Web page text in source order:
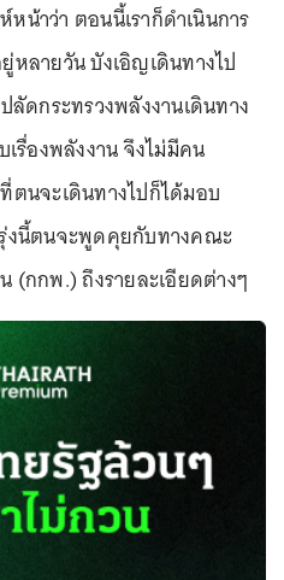
น้าว่า ตอนนี้เราก็ดำเนินการ
ลายวัน บังเอิญเดินทางไป
ลัดกระทรวงพลังงานเดินทาง
เรื่องพลังงาน จึงไม่มีคน
นจะเดินทางไปก็ได้มอบ
งนี้ตนจะพูดคุยกับทางคณะ
(กกพ.) ถึงรายละเอียดต่างๆ